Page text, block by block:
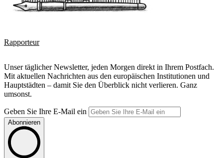
Rapporteur
Unser täglicher Newsletter, jeden Morgen direkt in Ihrem Postfach.
Mit aktuellen Nachrichten aus den europäischen Institutionen und
Hauptstädten – damit Sie den Überblick nicht verlieren. Ganz
umsonst.
Geben Sie Ihre E-Mail ein
Abonnieren